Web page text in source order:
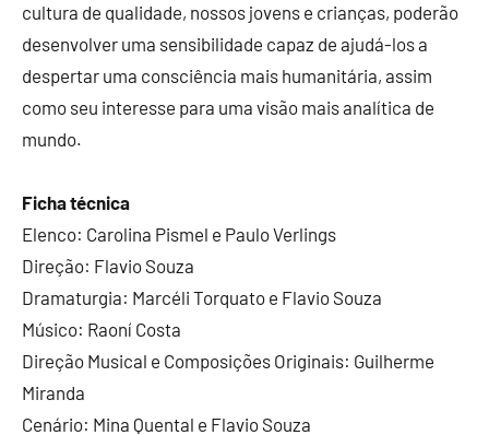
cultura de qualidade, nossos jovens e crianças, poderão
desenvolver uma sensibilidade capaz de ajudá-los a
despertar uma consciência mais humanitária, assim
como seu interesse para uma visão mais analítica de
mundo.
Ficha técnica
Elenco: Carolina Pismel e Paulo Verlings
Direção: Flavio Souza
Dramaturgia: Marcéli Torquato e Flavio Souza
Músico: Raoní Costa
Direção Musical e Composições Originais: Guilherme
Miranda
Cenário: Mina Quental e Flavio Souza